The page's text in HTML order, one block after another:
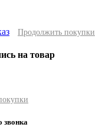
Продолжить покупки
на товар
звонка